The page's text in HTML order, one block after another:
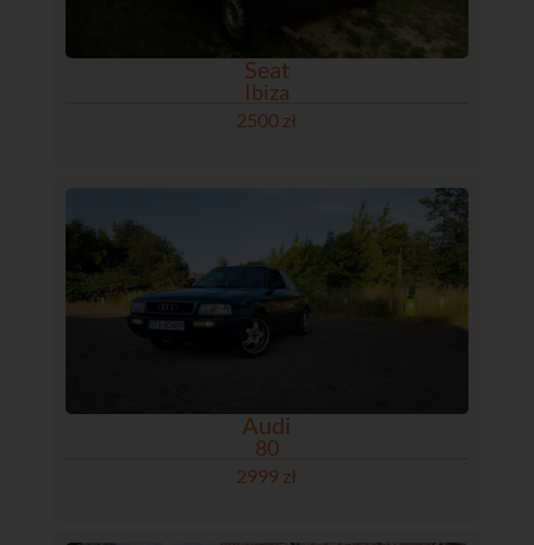
Seat
Ibiza
2500 zł
Audi
80
2999 zł